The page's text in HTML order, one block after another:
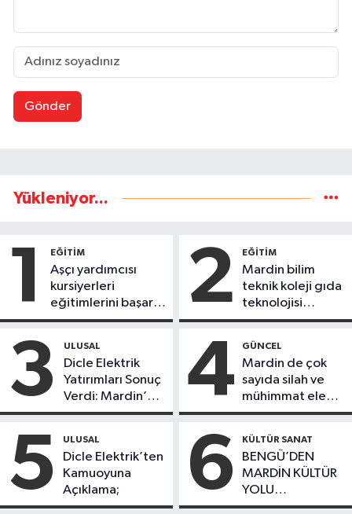
Gönder
Yükleniyor...
1 EĞİTİM
Aşçı yardımcısı
kursiyerleri
eğitimlerini başarı
ile tamamladı
2 EĞİTİM
Mardin bilim
teknik koleji gıda
teknolojisi
öğrencileri
ürünlerini satarak
köydeki
çoçuklara kitap
desteğinde
bulundu
3 ULUSAL
Dicle Elektrik
Yatırımları Sonuç
Verdi: Mardin’de
Kayıp Kaçak
Düşüş
4 GÜNCEL
Mardin de çok
sayıda silah ve
mühimmat ele
geçirildi
5 ULUSAL
Dicle Elektrik’ten
Kamuoyuna
Açıklama;
6 KÜLTÜR SANAT
BENGÜ’DEN
MARDİN KÜLTÜR
YOLU
FESTIVALİ’NDE